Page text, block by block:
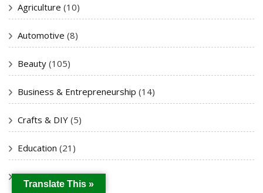
Agriculture (10)
Automotive (8)
Beauty (105)
Business & Entrepreneurship (14)
Crafts & DIY (5)
Education (21)
Entertainment(64)
Translate This »